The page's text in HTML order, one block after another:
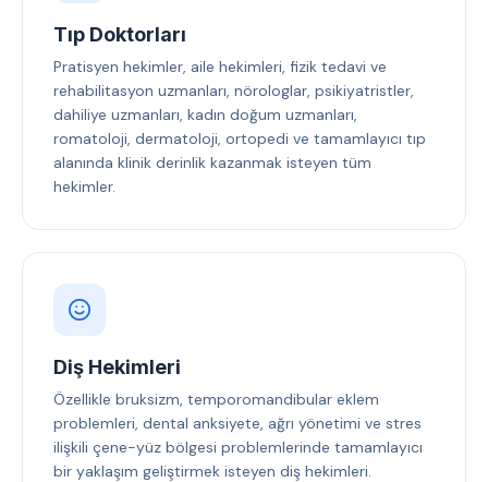
Tıp Doktorları
Pratisyen hekimler, aile hekimleri, fizik tedavi ve
rehabilitasyon uzmanları, nörologlar, psikiyatristler,
dahiliye uzmanları, kadın doğum uzmanları,
romatoloji, dermatoloji, ortopedi ve tamamlayıcı tıp
alanında klinik derinlik kazanmak isteyen tüm
hekimler.
Diş Hekimleri
Özellikle bruksizm, temporomandibular eklem
problemleri, dental anksiyete, ağrı yönetimi ve stres
ilişkili çene-yüz bölgesi problemlerinde tamamlayıcı
bir yaklaşım geliştirmek isteyen diş hekimleri.